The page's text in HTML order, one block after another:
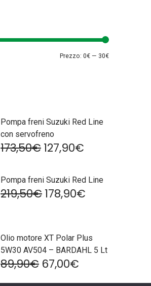
Prezzo
Prezzo
Prezzo: 0€ — 30€
Pompa freni Suzuki Red Line
con servofreno
173,50€Il
prezzo
era:
173,50€.
127,90€
è:
127,90€.
Pompa freni Suzuki Red Line
219,50€Il
prezzo
219,50€.
178,90€
178,90€.
Olio motore XT Polar Plus
5W30 AV504 – BARDAHL 5 Lt
89,90€ Il
prezzo
67,00€